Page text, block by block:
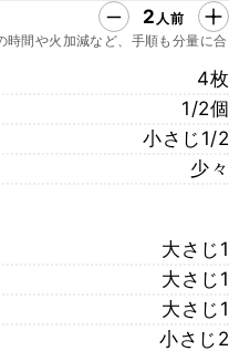
2 人前
時間や火加減など、手順も分量に合
4枚
1/2個
小さじ1/2
少々
大さじ1
大さじ1
大さじ1
小さじ2